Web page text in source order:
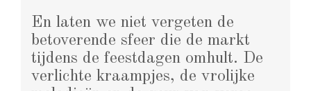
En laten we niet vergeten de
betoverende sfeer die de markt
tijdens de feestdagen omhult. De
verlichte kraampjes, de vrolijke